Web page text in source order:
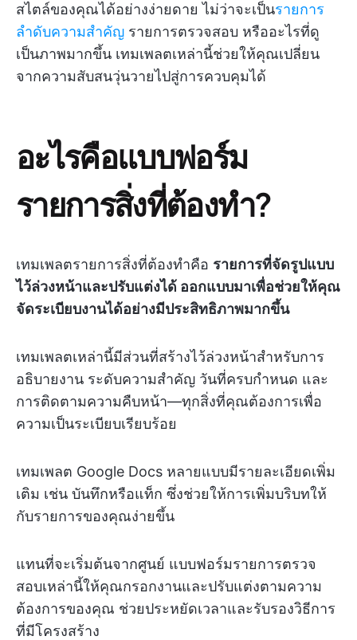
สไตล์ของคุณได้อย่างง่ายดาย ไม่ว่าจะเป็นรายการ
ลำดับความสำคัญ รายการตรวจสอบ หรืออะไรที่ดู
เป็นภาพมากขึ้น เทมเพลตเหล่านี้ช่วยให้คุณเปลี่ยน
จากความสับสนวุ่นวายไปสู่การควบคุมได้
อะไรคือแบบฟอร์ม
รายการสิ่งที่ต้องทำ?
เทมเพลตรายการสิ่งที่ต้องทำคือ รายการที่จัดรูปแบบ
ไว้ล่วงหน้าและปรับแต่งได้ ออกแบบมาเพื่อช่วยให้คุณ
จัดระเบียบงานได้อย่างมีประสิทธิภาพมากขึ้น
เทมเพลตเหล่านี้มีส่วนที่สร้างไว้ล่วงหน้าสำหรับการ
อธิบายงาน ระดับความสำคัญ วันที่ครบกำหนด และ
การติดตามความคืบหน้า—ทุกสิ่งที่คุณต้องการเพื่อ
ความเป็นระเบียบเรียบร้อย
เทมเพลต Google Docs หลายแบบมีรายละเอียดเพิ่ม
เติม เช่น บันทึกหรือแท็ก ซึ่งช่วยให้การเพิ่มบริบทให้
กับรายการของคุณง่ายขึ้น
แทนที่จะเริ่มต้นจากศูนย์ แบบฟอร์มรายการตรวจ
สอบเหล่านี้ให้คุณกรอกงานและปรับแต่งตามความ
ต้องการของคุณ ช่วยประหยัดเวลาและรับรองวิธีการ
ที่มีโครงสร้าง